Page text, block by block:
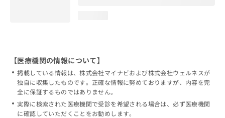
【医療機関の情報について】
掲載している情報は、株式会社マイナビおよび株式会社ウェルネスが
独自に収集したものです。正確な情報に努めておりますが、内容を完
全に保証するものではありません。
実際に検索された医療機関で受診を希望される場合は、必ず医療機関
に確認していただくことをお勧めします。